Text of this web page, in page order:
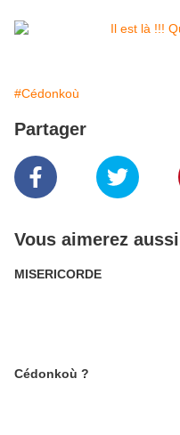
#Cédonkoù
Partager
Vous aimerez aussi
MISERICORDE
Cédonkoù ?